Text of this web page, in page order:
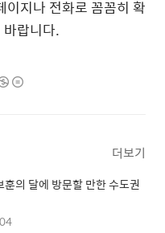
이지나 전화로 꼼꼼히 확
랍니다.
더보기
의 달에 방문할 만한 수도권